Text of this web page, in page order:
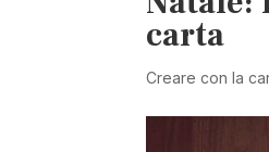
carta
Creare con la